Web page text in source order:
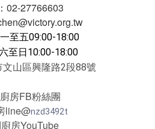
02-27766603
至五09:00-18:00
至日10:00-18:00
文山區興隆路2段88號
房FB粉絲團
line@nzd3492t
房YouTube